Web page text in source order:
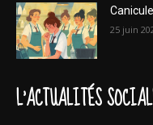
25 juin
L'ACTUALITÉS